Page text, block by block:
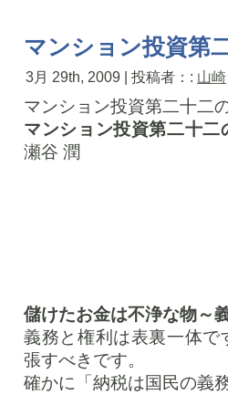
マンション投資
3月 29th, 2009 | 投稿者：: 山崎
マンション投資第二十二
マンション投資第二十二
瀬谷 潤
儲けたお金は不浄な物～
義務と権利は表裏一体
張すべきです。
確かに「納税は国民の義